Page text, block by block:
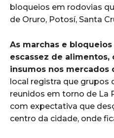
bloqueios em rodovias
de Oruro, Potosí, Santa
As marchas e
escassez de
insumos nos mercados
local registra que grupos
reunidos em torno de La
com expectativa que
centro da cidade, onde